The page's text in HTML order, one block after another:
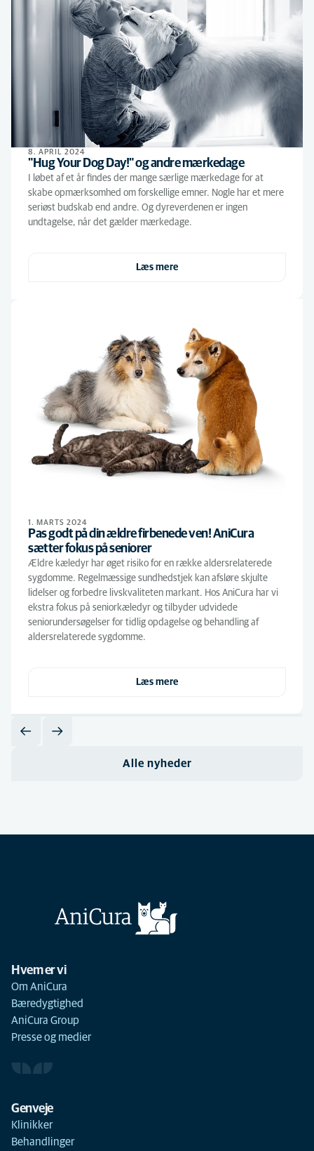
8. APRIL 2024
"Hug Your Dog Day!" og andre mærkedage
I løbet af et år findes der mange særlige mærkedage for at
skabe opmærksomhed om forskellige emner. Nogle har et mere
seriøst budskab end andre. Og dyreverdenen er ingen
undtagelse, når det gælder mærkedage.
Læs mere
1. MARTS 2024
Pas godt på din ældre firbenede ven! AniCura
sætter fokus på seniorer
Ældre kæledyr har øget risiko for en række aldersrelaterede
sygdomme. Regelmæssige sundhedstjek kan afsløre skjulte
lidelser og forbedre livskvaliteten markant. Hos AniCura har vi
ekstra fokus på seniorkæledyr og tilbyder udvidede
seniorundersøgelser for tidlig opdagelse og behandling af
aldersrelaterede sygdomme.
Læs mere
Alle nyheder
Hvem er vi
Om AniCura
Bæredygtighed
AniCura Group
Presse og medier
Genveje
Klinikker
Behandlinger